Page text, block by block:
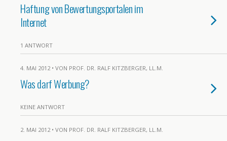
Haftung von Bewertungsportalen im
Internet
1 ANTWORT
4. MAI 2012 • VON PROF. DR. RALF KITZBERGER, LL.M.
Was darf Werbung?
KEINE ANTWORT
2. MAI 2012 • VON PROF. DR. RALF KITZBERGER, LL.M.